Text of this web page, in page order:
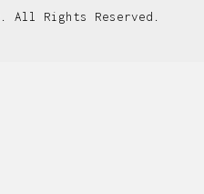
All Rights Reserved.